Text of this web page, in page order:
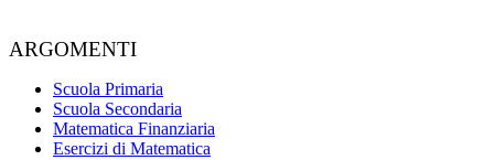
ARGOMENTI
Scuola Primaria
Scuola Secondaria
Matematica Finanziaria
Esercizi di Matematica